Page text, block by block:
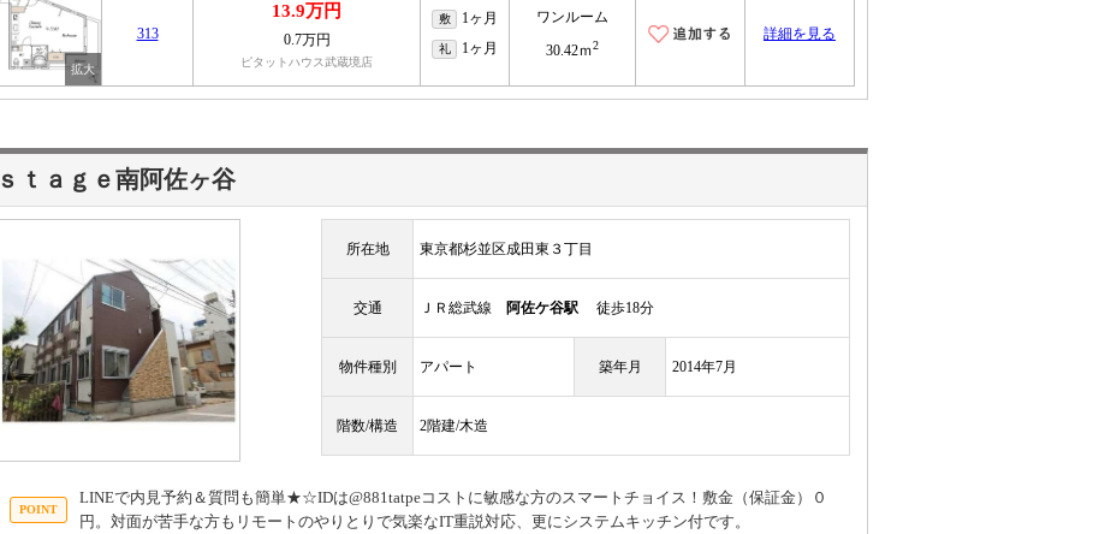
313
13.9万円
0.7万円
ピタットハウス武蔵境店
敷 1ヶ月
礼 1ヶ月
ワンルーム
30.42ｍ2
詳細を見る
ｓｔａｇｅ南阿佐ヶ谷
所在地 東京都杉並区成田東３丁目
交通 ＪＲ総武線 阿佐ケ谷駅 徒歩18分
物件種別 アパート 築年月 2014年7月
階数/構造 2階建/木造
LINEで内見予約＆質問も簡単★☆IDは@881tatpeコストに敏感な方のスマートチョイス！敷金（保証金）０
円。対面が苦手な方もリモートのやりとりで気楽なIT重説対応、更にシステムキッチン付です。